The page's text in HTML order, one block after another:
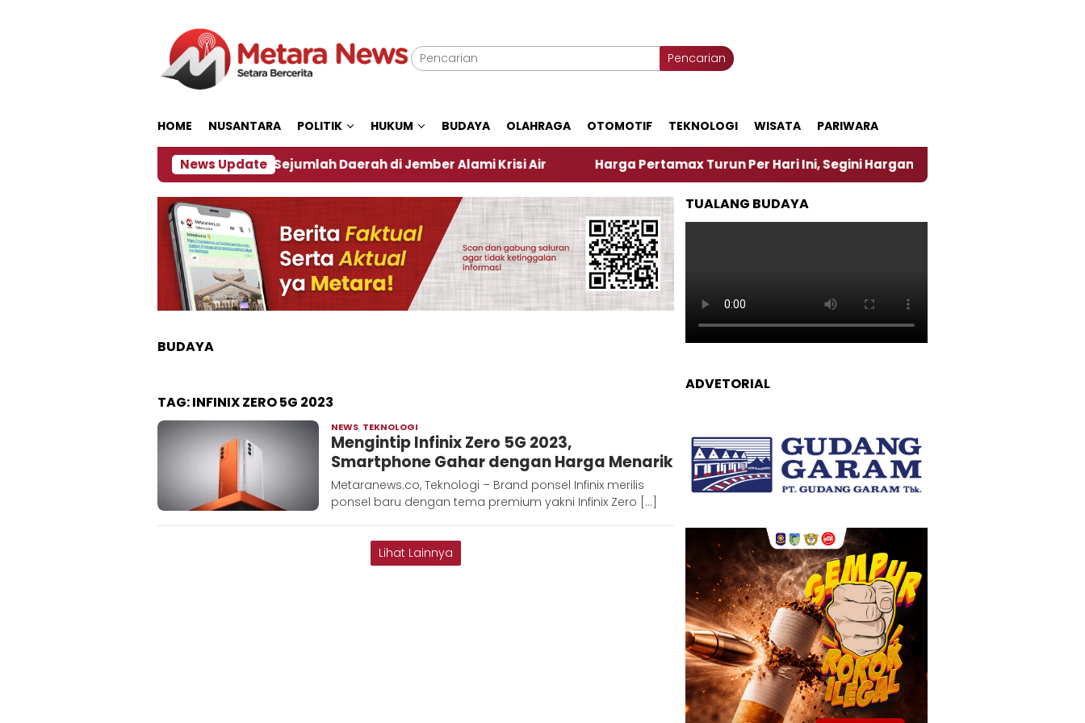
Pencarian
HOME NUSANTARA POLITIK HUKUM BUDAYA OLAHRAGA OTOMOTIF TEKNOLOGI WISATA PARIWARA
News Update
Dampak El Nino, Sejumlah Daerah di Jember Alami Krisi Air Harga Pertamax Turun Per Hari Ini, Segini Harganya ‎Nasirun Maestro Lukis
BUDAYA
TAG:INFINIX ZERO 5G 2023
NEWS, TEKNOLOGI
Metaranews
Mengintip Infinix Zero 5G 2023,
Smartphone Gahar dengan Harga Menarik
Metaranews.co, Teknologi – Brand ponsel Infinix merilis
ponsel baru dengan tema premium yakni Infinix Zero […]
Lihat Lainnya
TUALANG BUDAYA
ADVETORIAL